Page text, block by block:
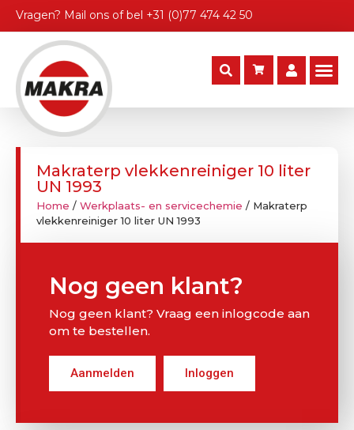
Vragen? Mail ons of bel +31 (0)77 474 42 50
Makraterp vlekkenreiniger 10 liter
UN 1993
Home / Werkplaats- en servicechemie / Makraterp
vlekkenreiniger 10 liter UN 1993
Nog geen klant?
Nog geen klant? Vraag een inlogcode aan
om te bestellen.
Aanmelden Inloggen